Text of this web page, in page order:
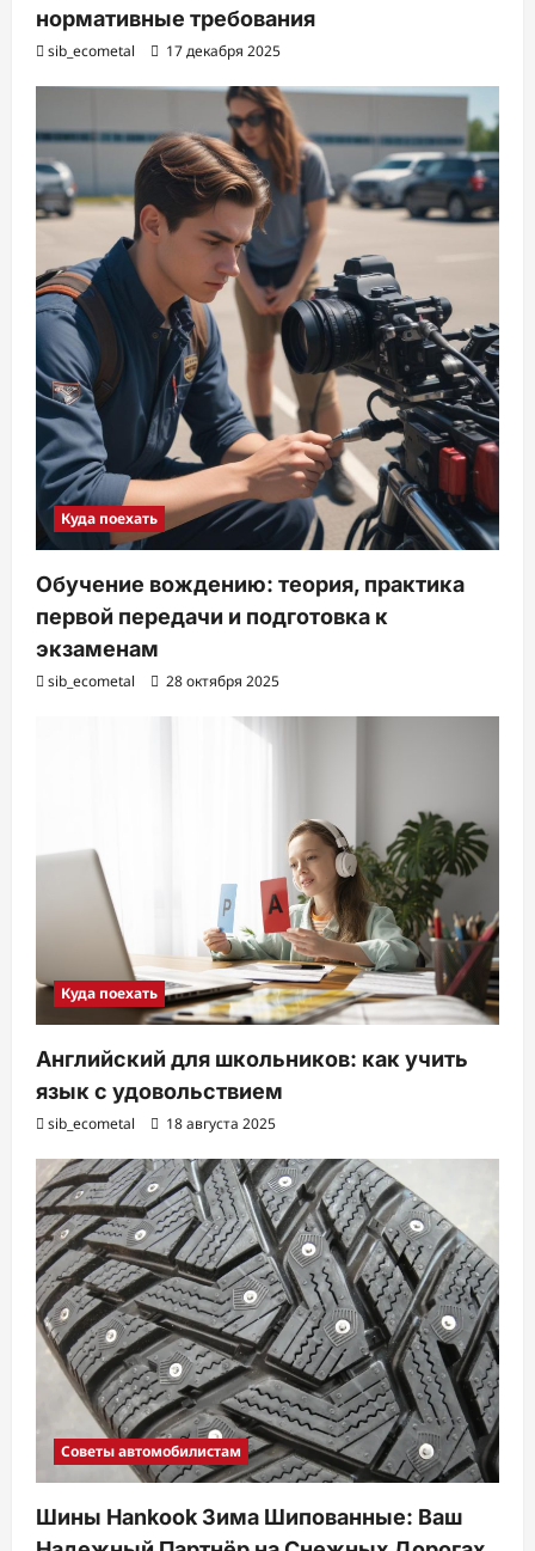
нормативные требования
sib_ecometal 17 декабря 2025
Куда поехать
Обучение вождению: теория, практика
первой передачи и подготовка к
экзаменам
sib_ecometal 28 октября 2025
Куда поехать
Английский для школьников: как учить
язык с удовольствием
sib_ecometal 18 августа 2025
Советы автомобилистам
Шины Hankook Зима Шипованные: Ваш